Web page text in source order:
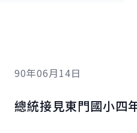
90年06月14日
總統接見東門國小四